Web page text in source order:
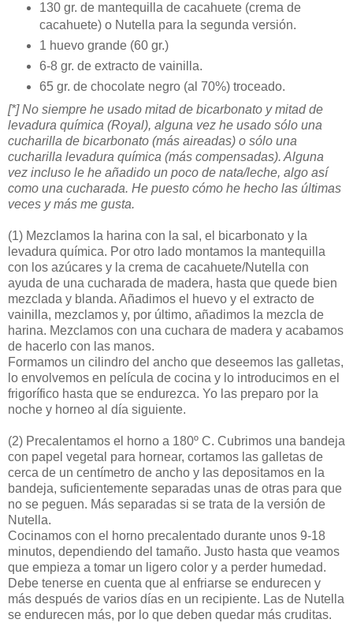
130 gr. de mantequilla de cacahuete (crema de
cacahuete) o Nutella para la segunda versión.
1 huevo grande (60 gr.)
6-8 gr. de extracto de vainilla.
65 gr. de chocolate negro (al 70%) troceado.
[*] No siempre he usado mitad de bicarbonato y mitad de
levadura química (Royal), alguna vez he usado sólo una
cucharilla de bicarbonato (más aireadas) o sólo una
cucharilla levadura química (más compensadas). Alguna
vez incluso le he añadido un poco de nata/leche, algo así
como una cucharada. He puesto cómo he hecho las últimas
veces y más me gusta.
(1) Mezclamos la harina con la sal, el bicarbonato y la
levadura química. Por otro lado montamos la mantequilla
con los azúcares y la crema de cacahuete/Nutella con
ayuda de una cucharada de madera, hasta que quede bien
mezclada y blanda. Añadimos el huevo y el extracto de
vainilla, mezclamos y, por último, añadimos la mezcla de
harina. Mezclamos con una cuchara de madera y acabamos
de hacerlo con las manos.
Formamos un cilindro del ancho que deseemos las galletas,
lo envolvemos en película de cocina y lo introducimos en el
frigorífico hasta que se endurezca. Yo las preparo por la
noche y horneo al día siguiente.
(2) Precalentamos el horno a 180º C. Cubrimos una bandeja
con papel vegetal para hornear, cortamos las galletas de
cerca de un centímetro de ancho y las depositamos en la
bandeja, suficientemente separadas unas de otras para que
no se peguen. Más separadas si se trata de la versión de
Nutella.
Cocinamos con el horno precalentado durante unos 9-18
minutos, dependiendo del tamaño. Justo hasta que veamos
que empieza a tomar un ligero color y a perder humedad.
Debe tenerse en cuenta que al enfriarse se endurecen y
más después de varios días en un recipiente. Las de Nutella
se endurecen más, por lo que deben quedar más cruditas.